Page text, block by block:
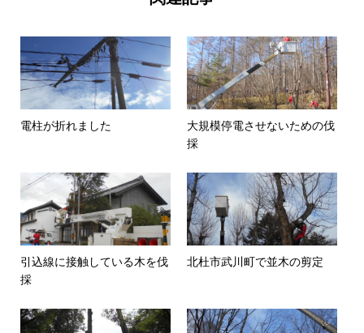
電柱が折れました
大規模停電させないための伐
採
引込線に接触している木を伐
採
北杜市武川町で並木の剪定